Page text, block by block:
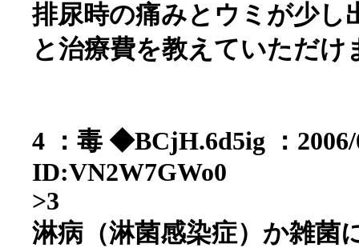
排尿時の痛みとウミが少し
と治療費を教えていただけ
4 ：毒 ◆BCjH.6d5ig ：2006/
ID:VN2W7GWo0
>3
淋病（淋菌感染症）か雑菌